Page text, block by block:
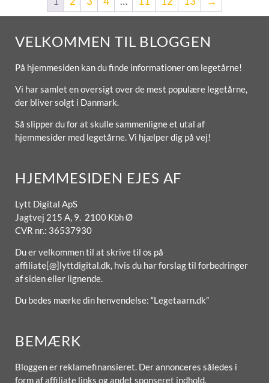
VELKOMMEN TIL BLOGGEN
På hjemmesiden kan du finde informationer om legetårne!
Vi har samlet en oversigt over de mest populære legetårne,
der bliver solgt i Danmark.
Så slipper du for at skulle sammenligne et utal af
hjemmesider med legetårne. Vi hjælper dig på vej!
HJEMMESIDEN EJES AF
Lytt Digital ApS
Jagtvej 215 A, 9. 2100 Kbh Ø
CVR nr.: 36537930
Du er velkommen til at skrive til os på
affiliate[@]lyttdigital.dk, hvis du har forslag til forbedringer
af siden eller lignende.
Du bedes mærke din henvendelse: “Legetaarn.dk”
BEMÆRK
Bloggen er reklamefinansieret. Der annonceres således i
form af affiliate links og andet sponseret indhold.